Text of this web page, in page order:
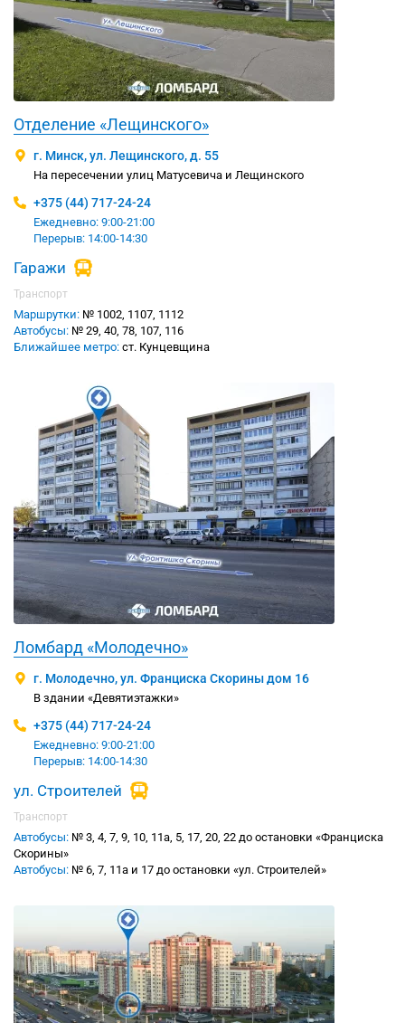
Отделение «Лещинского»
г. Минск, ул. Лещинского, д. 55
На пересечении улиц Матусевича и Лещинского
+375 (44) 717-24-24
Ежедневно: 9:00-21:00
Перерыв: 14:00-14:30
Гаражи
Транспорт
Маршрутки: № 1002, 1107, 1112
Автобусы: № 29, 40, 78, 107, 116
Ближайшее метро: ст. Кунцевщина
Ломбард «Молодечно»
г. Молодечно, ул. Франциска Скорины дом 16
В здании «Девятиэтажки»
+375 (44) 717-24-24
Ежедневно: 9:00-21:00
Перерыв: 14:00-14:30
ул. Строителей
Транспорт
Автобусы: № 3, 4, 7, 9, 10, 11а, 5, 17, 20, 22 до остановки «Франциска
Скорины»
Автобусы: № 6, 7, 11а и 17 до остановки «ул. Строителей»